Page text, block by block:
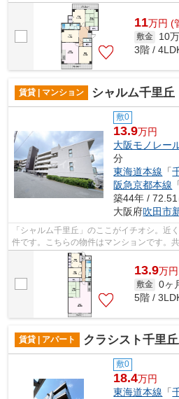
密性や断熱効果も高い物件。より詳しい...
11万円 (
敷金 10
3階 /
賃貸 | マンション シャルム千里丘
敷0
13.9万円
大阪モノレー
分
東海道本線 「
阪急京都本線
築44年 / 72.51
大阪府吹田市
「シャルム千里丘」のここがイチオシ。近
件です。こちらの物件はマンションです。
レベータなど様々な設備やサービスが揃...
13.9万円
敷金 0ヶ
5階 /
賃貸 | アパート クラシスト千里
敷0
18.4万円
東海道本線 「